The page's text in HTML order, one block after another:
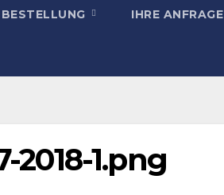
BESTELLUNG IHRE ANFRAGE
2018-1.png